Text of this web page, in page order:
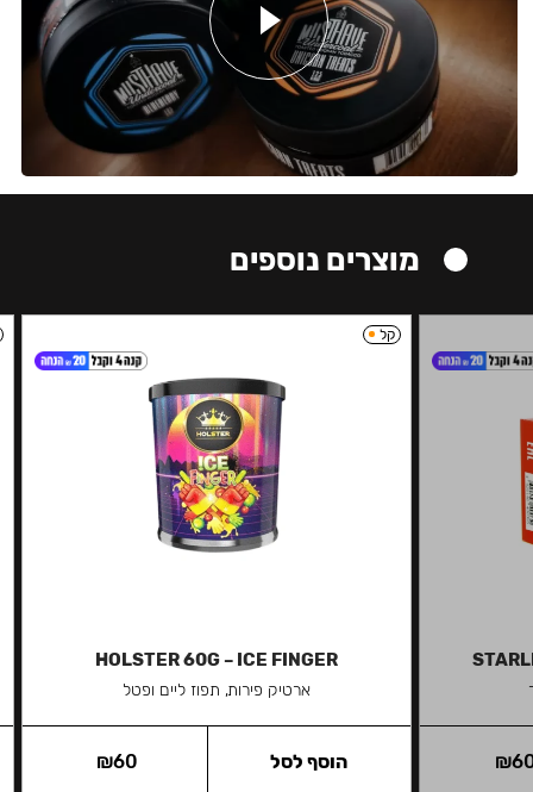
מוצרים נוספים
₪
קל
HOLSTER 60G – ICE FINGER
ארטיק פירות, תפוז ליים ופטל
₪60 הוסף לסל